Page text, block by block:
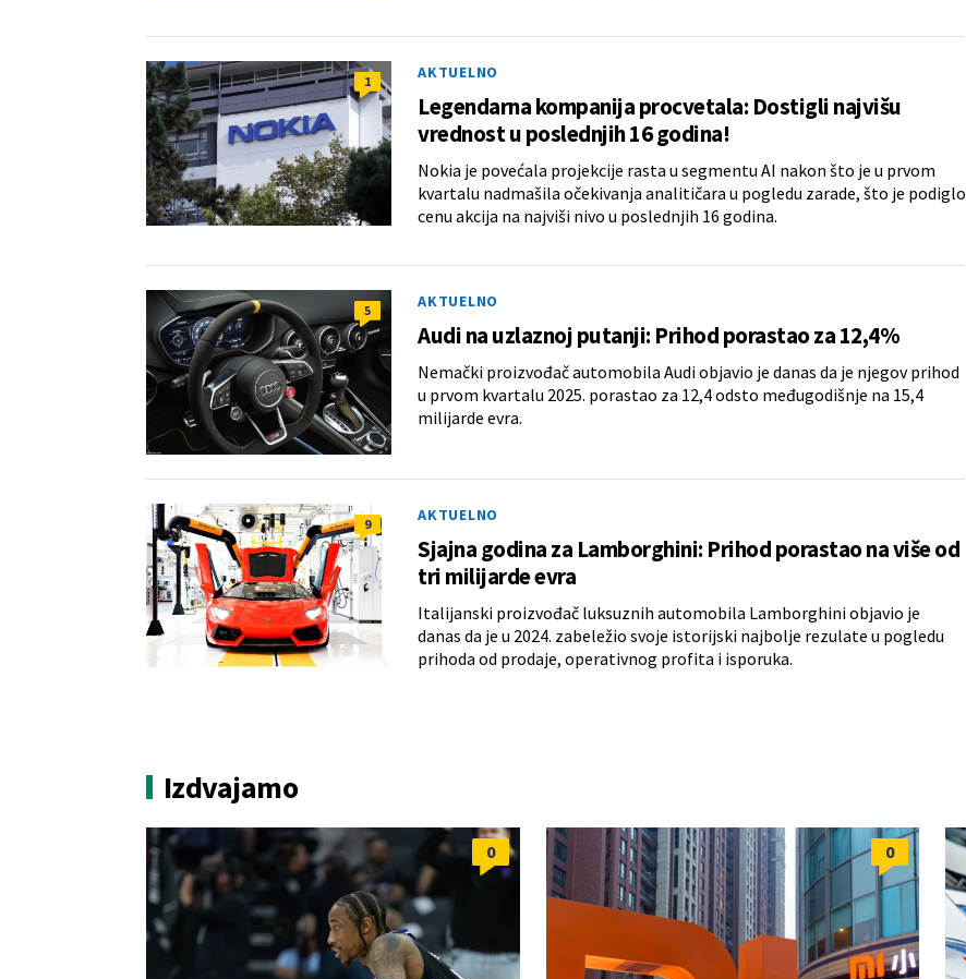
1 AKTUELNO
Legendarna kompanija procvetala: Dostigli najvišu
vrednost u poslednjih 16 godina!
Nokia je povećala projekcije rasta u segmentu AI nakon što je u prvom
kvartalu nadmašila očekivanja analitičara u pogledu zarade, što je podiglo
cenu akcija na najviši nivo u poslednjih 16 godina.
5 AKTUELNO
Audi na uzlaznoj putanji: Prihod porastao za 12,4%
Nemački proizvođač automobila Audi objavio je danas da je njegov prihod
u prvom kvartalu 2025. porastao za 12,4 odsto međugodišnje na 15,4
milijarde evra.
9 AKTUELNO
Sjajna godina za Lamborghini: Prihod porastao na više od
tri milijarde evra
Italijanski proizvođač luksuznih automobila Lamborghini objavio je
danas da je u 2024. zabeležio svoje istorijski najbolje rezulate u pogledu
prihoda od prodaje, operativnog profita i isporuka.
Izdvajamo
0 0